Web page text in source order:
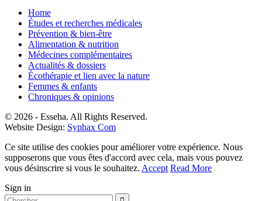
Home
Études et recherches médicales
Prévention & bien-être
Alimentation & nutrition
Médecines complémentaires
Actualités & dossiers
Écothérapie et lien avec la nature
Femmes & enfants
Chroniques & opinions
© 2026 - Esseha. All Rights Reserved.
Website Design: Syphax Com
Ce site utilise des cookies pour améliorer votre expérience. Nous
supposerons que vous êtes d'accord avec cela, mais vous pouvez
vous désinscrire si vous le souhaitez. Accept Read More
Sign in